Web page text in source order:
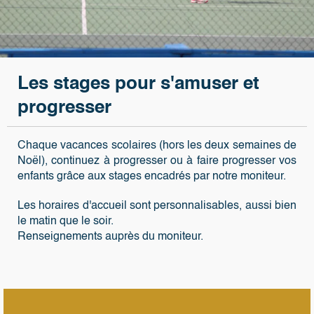
Les stages pour s'amuser et
progresser
Chaque vacances scolaires (hors les deux semaines de
Noël), continuez à progresser ou à faire progresser vos
enfants grâce aux stages encadrés par notre moniteur.
Les horaires d'accueil sont personnalisables, aussi bien
le matin que le soir.
Renseignements auprès du moniteur.